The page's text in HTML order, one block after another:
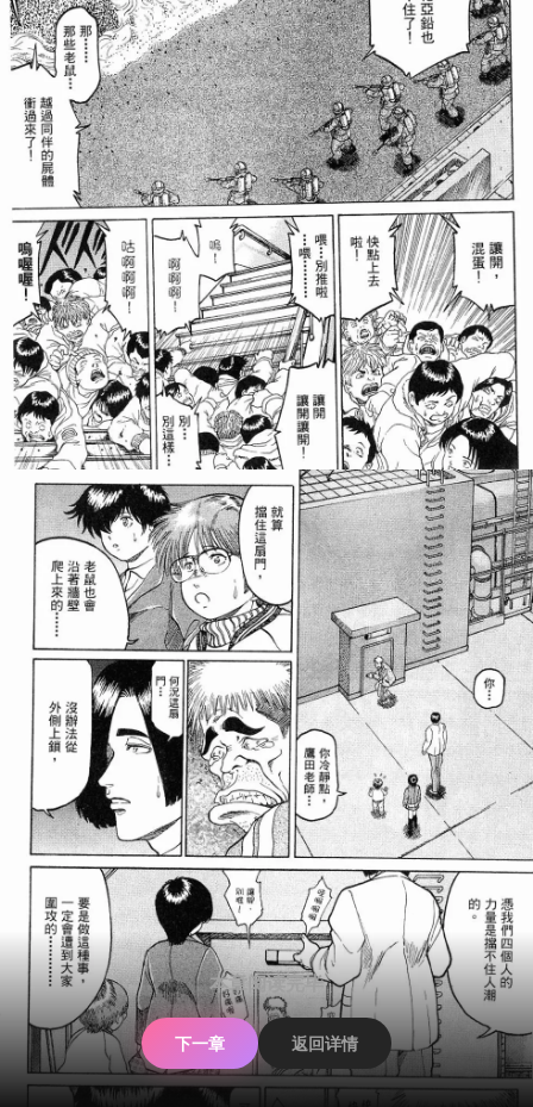
本章阅读完毕
下一章 返回详情